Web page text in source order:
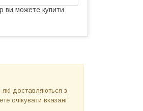
ви можете купити
, які доставляються з
очікувати вказані